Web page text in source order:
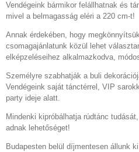
Vendégeink bármikor felállhatnak és
mivel a belmagasság eléri a 220 cm-t!
Annak érdekében, hogy
csomagajánlatunk közül lehet
elképzeléseihez alkalmazkodva,
Személyre szabhatják a buli
Vendégeink saját tánctérrel, VIP
party ideje alatt.
Mindenki kipróbálhatja rúdtánc
adnak lehetőséget!
Budapesten belül díjmentesen állunk